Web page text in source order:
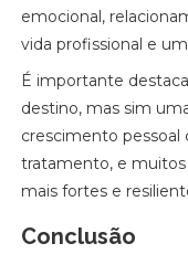
emocional,
vida profissional e
É importante
destino, mas sim
crescimento
tratamento, e
mais fortes e
Conclusão